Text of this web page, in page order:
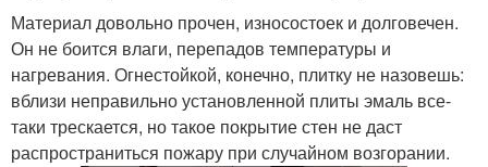
Материал довольно прочен, износостоек и долговечен.
Он не боится влаги, перепадов температуры и
нагревания. Огнестойкой, конечно, плитку не назовешь:
вблизи неправильно установленной плиты эмаль все-
таки трескается, но такое покрытие стен не даст
распространиться пожару при случайном возгорании.